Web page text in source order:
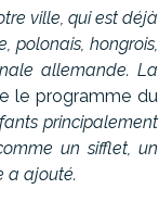
ville, qui est déjà
polonais, hongrois,
allemande. La
le programme du
principalement
un sifflet, un
a ajouté.